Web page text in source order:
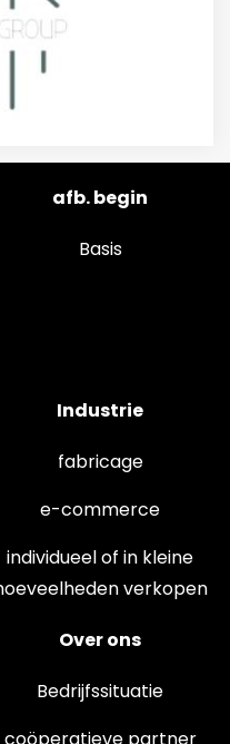
afb. begin
Basis
Industrie
fabricage
e-commerce
individueel of in kleine
verkopen
Over ons
Bedrijfssituatie